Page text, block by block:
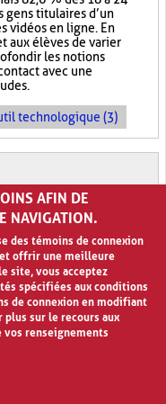
gens titulaires d’un
vidéos en ligne. En
aux élèves de varier
les notions
avec une
technologique (3)
motiver
En effet, puisque
vitesse, il arrive
AFIN DE
NAVIGATION.
des témoins de connexion
offrir une meilleure
site, vous acceptez
spécifiées aux conditions
de connexion en modifiant
plus sur le recours aux
renseignements